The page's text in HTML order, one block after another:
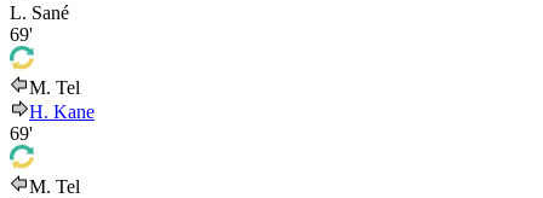
L. Sané
69'
M. Tel
H. Kane
69'
M. Tel